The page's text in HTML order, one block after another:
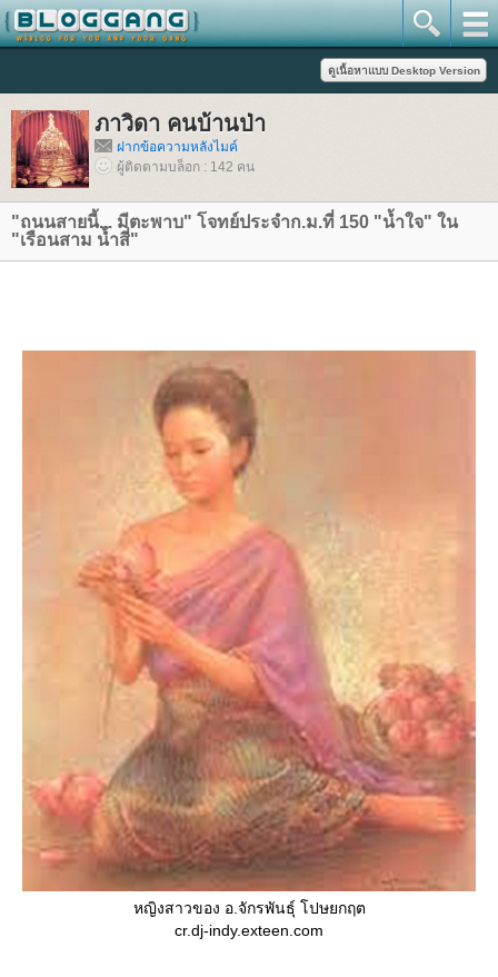
ภาวิดา คนบ้านป่า
ฝากข้อความหลังไมค์
ผู้ติดตามบล็อก : 142 คน
"ถนนสายนี้... มีตะพาบ" โจทย์ประจำก.ม.ที่ 150 "น้ำใจ" ใน
"เรือนสาม น้ำสี่"
หญิงสาวของ อ.จักรพันธุ์ โปษยกฤต
cr.dj-indy.exteen.com